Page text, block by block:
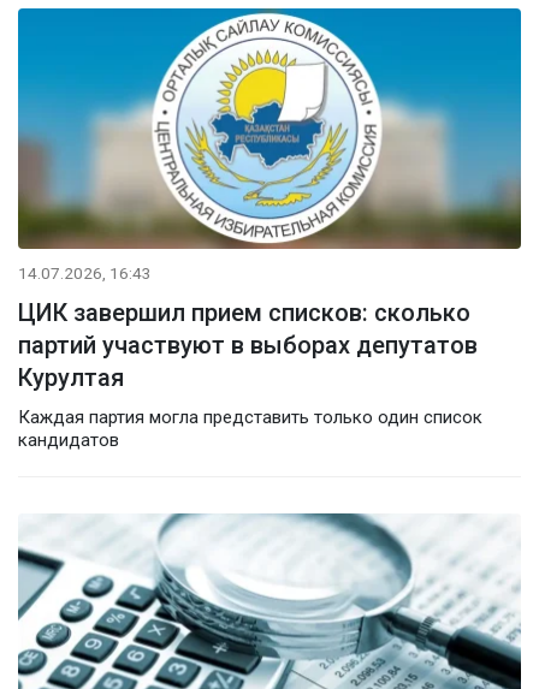
14.07.2026, 16:43
ЦИК завершил прием списков: сколько
партий участвуют в выборах депутатов
Курултая
Каждая партия могла представить только один список
кандидатов